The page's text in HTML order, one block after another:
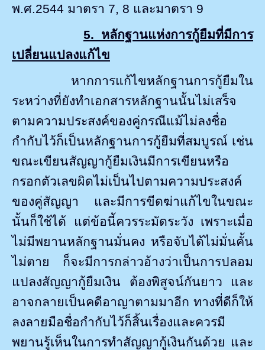
พ.ศ.2544 มาตรา 7, 8 และมาตรา 9
5. หลักฐานแห่งการกู้ยืมที่มีการ
เปลี่ยนแปลงแก้ไข
หากการแก้ไขหลักฐานการกู้ยืมใน
ระหว่างที่ยังทำเอกสารหลักฐานนั้นไม่เสร็จ
ตามความประสงค์ของคู่กรณีแม้ไม่ลงชื่อ
กำกับไว้ก็เป็นหลักฐานการกู้ยืมที่สมบูรณ์ เช่น
ขณะเขียนสัญญากู้ยืมเงินมีการเขียนหรือ
กรอกตัวเลขผิดไม่เป็นไปตามความประสงค์
ของคู่สัญญา และมีการขีดฆ่าแก้ไขในขณะ
นั้นก็ใช้ได้ แต่ข้อนี้ควรระมัดระวัง เพราะเมื่อ
ไม่มีพยานหลักฐานมั่นคง หรือจับได้ไม่มั่นคั้น
ไม่ตาย ก็จะมีการกล่าวอ้างว่าเป็นการปลอม
แปลงสัญญากู้ยืมเงิน ต้องพิสูจน์กันยาว และ
อาจกลายเป็นคดีอาญาตามมาอีก ทางที่ดีก็ให้
ลงลายมือชื่อกำกับไว้ก็สิ้นเรื่องและควรมี
พยานรู้เห็นในการทำสัญญากู้เงินกันด้วย และ